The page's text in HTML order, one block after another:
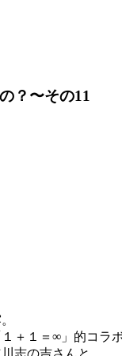
？〜その11
＋１＝∞」的コラボ